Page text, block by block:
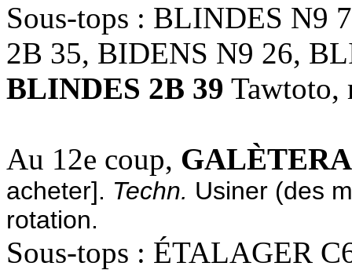
Sous-tops : BLINDES N9
2B 35, BIDENS N9 26,
BLINDES 2B 39 Tawtoto,
Au 12e coup,
acheter]. Techn. Usiner (des
rotation.
Sous-tops : ÉTALAGER